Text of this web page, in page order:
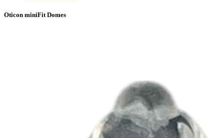
Oticon miniFit Domes